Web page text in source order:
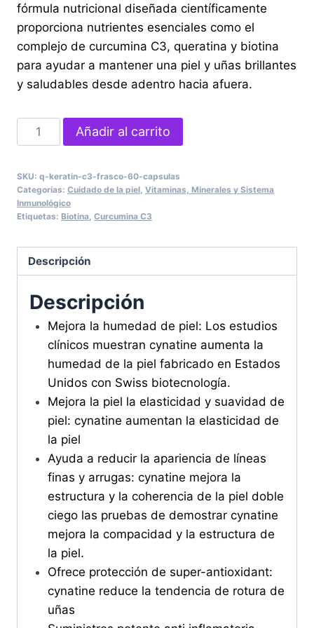
fórmula nutricional diseñada científicamente
proporciona nutrientes esenciales como el
complejo de curcumina C3, queratina y biotina
para ayudar a mantener una piel y uñas brillantes
y saludables desde adentro hacia afuera.
KERATIN
FRASCO
60
Cápsulas
Añadir al carrito
SKU: q-keratin-c3-frasco-60-capsulas
Categorías: Cuidado de la piel Vitaminas, Minerales y Sistema
Inmunológico
Etiquetas: Biotina Curcumina C3
Descripción
Descripción
Mejora la humedad de piel: Los estudios
clínicos muestran cynatine aumenta la
humedad de la piel fabricado en Estados
Unidos con Swiss biotecnología.
Mejora la piel la elasticidad y suavidad de
piel: cynatine aumentan la elasticidad de
la piel
Ayuda a reducir la apariencia de líneas
finas y arrugas: cynatine mejora la
estructura y la coherencia de la piel doble
ciego las pruebas de demostrar cynatine
mejora la compacidad y la estructura de
la piel.
Ofrece protección de super-antioxidant:
cynatine reduce la tendencia de rotura de
uñas